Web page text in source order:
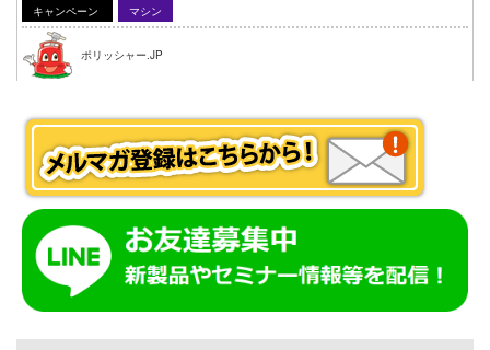
キャンペーン マシン
ポリッシャー.JP